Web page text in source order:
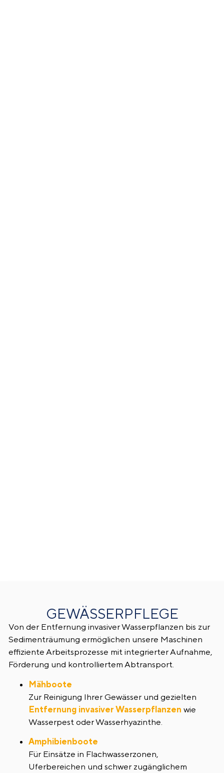
GEWÄSSERPFLEGE
Von der Entfernung invasiver Wasserpflanzen bis zur
Sedimenträumung ermöglichen unsere Maschinen
effiziente Arbeitsprozesse mit integrierter Aufnahme,
Förderung und kontrolliertem Abtransport.
Mähboote
Zur Reinigung Ihrer Gewässer und gezielten
Entfernung invasiver Wasserpflanzen wie
Wasserpest oder Wasserhyazinthe.
Amphibienboote
Für Einsätze in Flachwasserzonen,
Uferbereichen und schwer zugänglichem